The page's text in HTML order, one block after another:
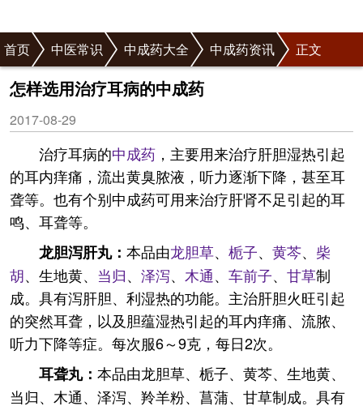
首页 中医常识 中成药大全 中成药资讯 正文
怎样选用治疗耳病的中成药
2017-08-29
治疗耳病的中成药 ，主要用来治疗肝胆湿热引起
的耳内痒痛，流出黄臭脓液，听力逐渐下降，甚至耳
聋等。也有个别中成药可用来治疗肝肾不足引起的耳
鸣、耳聋等。
龙胆泻肝丸： 本品由龙胆草、 栀子、 黄芩、 柴
胡、生地黄、 当归、 泽泻、 木通、 车前子、 甘草制
成。具有泻肝胆、利湿热的功能。主治肝胆火旺引起
的突然耳聋，以及胆蕴湿热引起的耳内痒痛、流脓、
听力下降等症。每次服6～9克，每日2次。
耳聋丸： 本品由龙胆草、栀子、黄芩、生地黄、
当归、木通、泽泻、羚羊粉、菖蒲、甘草制成。具有